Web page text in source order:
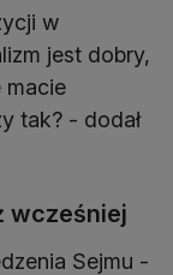
w
jest dobry,
macie
tak? - dodał
wcześniej
Sejmu -